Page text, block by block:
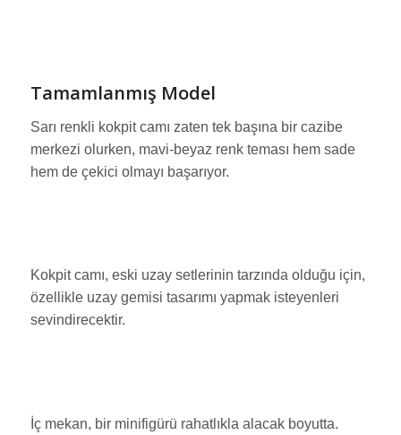
Tamamlanmış Model
Sarı renkli kokpit camı zaten tek başına bir cazibe
merkezi olurken, mavi-beyaz renk teması hem sade
hem de çekici olmayı başarıyor.
Kokpit camı, eski uzay setlerinin tarzında olduğu için,
özellikle uzay gemisi tasarımı yapmak isteyenleri
sevindirecektir.
İç mekan, bir minifigürü rahatlıkla alacak boyutta.